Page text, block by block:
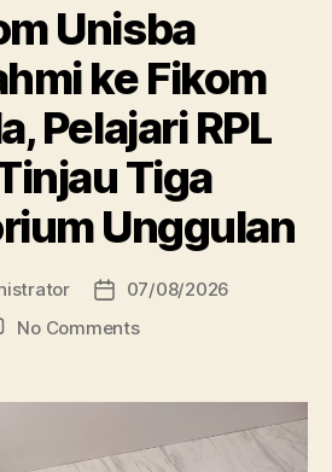
Unisba
ke Fikom
Pelajari RPL
Tiga
Unggulan
Post
date
07/08/2026
No Commentson
Silaturahmi
Fikom